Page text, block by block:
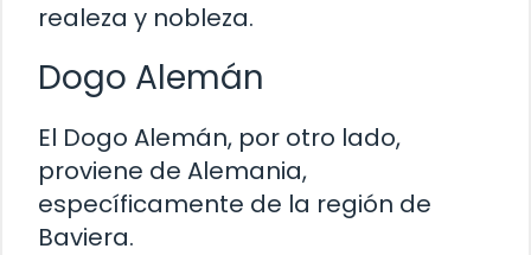
realeza y nobleza.
Dogo Alemán
El Dogo Alemán, por otro lado,
proviene de Alemania,
específicamente de la región de
Baviera.